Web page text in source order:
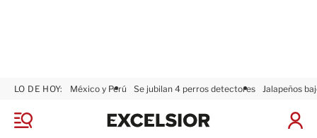
M
LO DE HOY: México y Perú Se jubilan 4 perros detectores Jalapeños
I
x